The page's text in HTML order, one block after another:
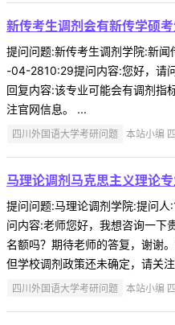
新传考生调剂会有新传学硕
提问问题:新传考生调剂学院:新
-04-2810:29提问内容:您好，请
回复内容:该专业可能会有调剂指
注官网信息。 ...
四川外国语大学考研问题 本站小编
马理论调剂马克思主义理论
提问问题:马理论调剂学院:提问
问内容:老师您好，我想咨询一下
名额吗？期待老师的答复，谢谢
但学校调剂政策还未确定，请关
四川外国语大学考研问题 本站小编